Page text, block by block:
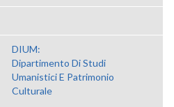
DIUM:
Dipartimento Di Studi
Umanistici E Patrimonio
Culturale